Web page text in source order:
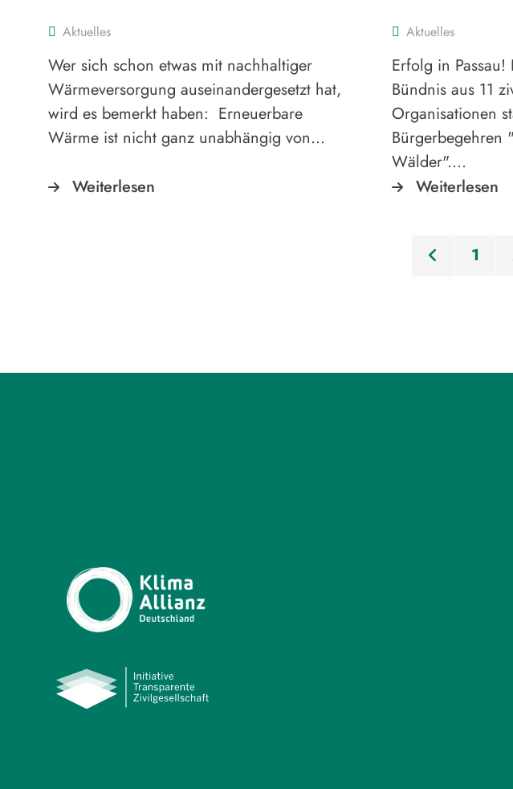
Aktuelles
Wer sich schon etwas mit nachhaltiger
Wärmeversorgung auseinandergesetzt hat,
wird es bemerkt haben: Erneuerbare
Wärme ist nicht ganz unabhängig von…
Weiterlesen
Aktuelles
Erfolg in
Bündnis aus 11
Organisationen
Bürgerbegehren
Wälder".…
Weiterlesen
Seitennummerierung der Beiträge
1